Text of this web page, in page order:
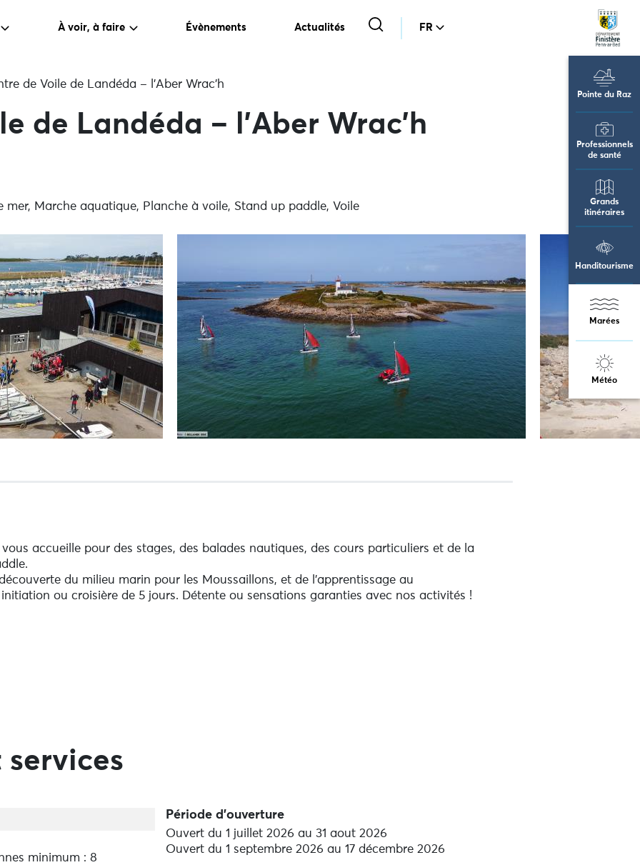
À voir, à faire Évènements Actualités FR
Pointe du Raz
Professionnels
de santé
Grands
itinéraires
Handitourisme
Marées
Météo
de Voile de Landéda – l’Aber Wrac’h
de Landéda – l’Aber Wrac’h
Marche aquatique, Planche à voile, Stand up paddle, Voile
accueille pour des stages, des balades nautiques, des cours particuliers et de la
du milieu marin pour les Moussaillons, et de l'apprentissage au
ou croisière de 5 jours. Détente ou sensations garanties avec nos activités !
minimum : 8
Période d'ouverture
Ouvert du 1 juillet 2026 au 31 aout 2026
Ouvert du 1 septembre 2026 au 17 décembre 2026